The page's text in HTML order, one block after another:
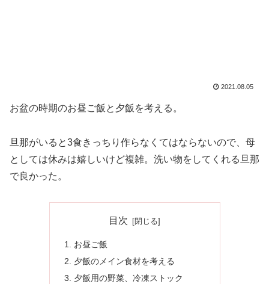
2021.08.05
お盆の時期のお昼ご飯と夕飯を考える。
旦那がいると3食きっちり作らなくてはならないので、母
としては休みは嬉しいけど複雑。洗い物をしてくれる旦那
で良かった。
目次
お昼ご飯
夕飯のメイン食材を考える
夕飯用の野菜、冷凍ストック